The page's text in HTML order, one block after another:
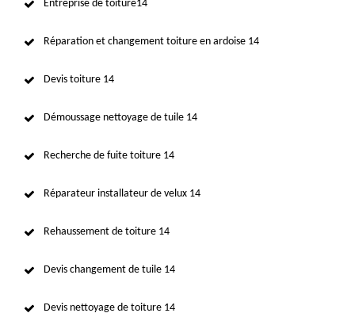
Entreprise de toiture14
Réparation et changement toiture en ardoise 14
Devis toiture 14
Démoussage nettoyage de tuile 14
Recherche de fuite toiture 14
Réparateur installateur de velux 14
Rehaussement de toiture 14
Devis changement de tuile 14
Devis nettoyage de toiture 14